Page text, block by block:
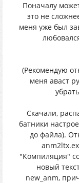
Поначалу
это не
меня уже был
(Рекомендую
меня аваст
Скачали,
батники
до файла).
"Компиляция"
новый
new_anm,